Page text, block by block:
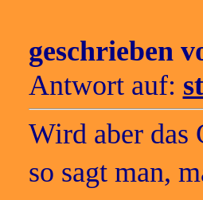
geschrieben
Antwort auf:
Wird aber das
so sagt man,